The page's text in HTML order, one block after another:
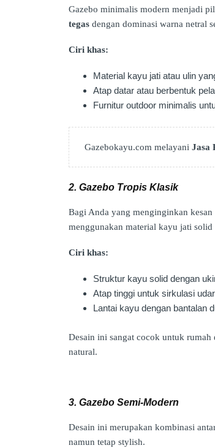
Gazebo minimalis modern menjadi
tegas dengan dominasi warna netral
Ciri khas:
Material kayu jati atau ulin
Atap datar atau berbentuk
Furnitur outdoor minimalis
Gazebokayu.com melayani Jasa
2. Gazebo Tropis Klasik
Bagi Anda yang menginginkan kesan
menggunakan material kayu jati solid
Ciri khas:
Struktur kayu solid dengan
Atap tinggi untuk sirkulasi
Lantai kayu dengan bantalan
Desain ini sangat cocok untuk rumah
natural.
3. Gazebo Semi-Modern
Desain ini merupakan kombinasi
namun tetap stylish.